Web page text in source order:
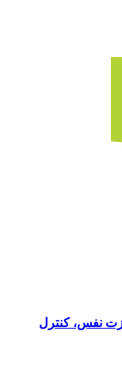
عزت نفس، کنترل